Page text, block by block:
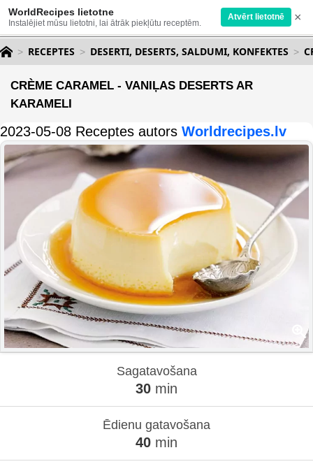
WorldRecipes lietotne
Instalējiet mūsu lietotni, lai ātrāk piekļūtu receptēm.
Atvērt lietotnē ×
RECEPTES DESERTI, DESERTS, SALDUMI, KONFEKTES
CRÈME CARAMEL - VANIĻAS DESERTS AR
KARAMELI
2023-05-08 Receptes autors Worldrecipes.lv
Sagatavošana
30 min
Ēdienu gatavošana
40 min